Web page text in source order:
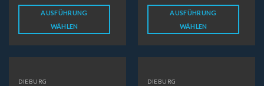
AUSFÜHRUNG
WÄHLEN
AUSFÜHRUNG
WÄHLEN
DIEBURG DIEBURG